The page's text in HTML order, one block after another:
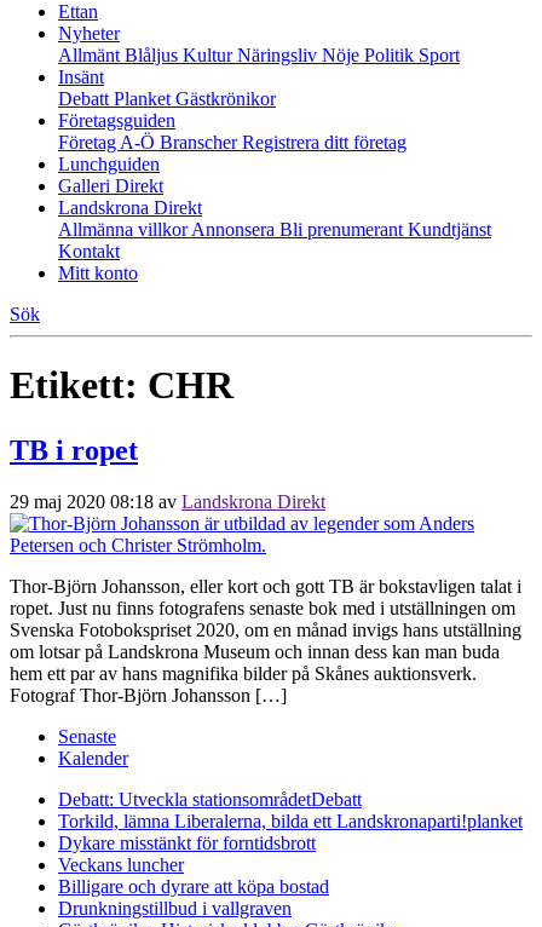
Ettan
Nyheter
Allmänt Blåljus KulturNäringsliv Nöje Politik Sport
Insänt
Debatt Planket Gästkrönikor
Företagsguiden
Företag A-Ö BranscherRegistrera ditt företag
Lunchguiden
Galleri Direkt
Landskrona Direkt
Allmänna villkorAnnonsera Bli prenumerant Kundtjänst
Kontakt
Mitt konto
Sök
Etikett: CHR
TB i ropet
29 maj 2020 08:18 av Landskrona Direkt
Thor-Björn Johansson, eller kort och gott TB är bokstavligen talat i
ropet. Just nu finns fotografens senaste bok med i utställningen om
Svenska Fotobokspriset 2020, om en månad invigs hans utställning
om lotsar på Landskrona Museum och innan dess kan man buda
hem ett par av hans magnifika bilder på Skånes auktionsverk.
Fotograf Thor-Björn Johansson […]
Senaste
Kalender
Debatt: Utveckla stationsområdetDebatt
Torkild, lämna Liberalerna, bilda ett Landskronaparti!planket
Dykare misstänkt för forntidsbrott
Veckans luncher
Billigare och dyrare att köpa bostad
Drunkningstillbud i vallgraven